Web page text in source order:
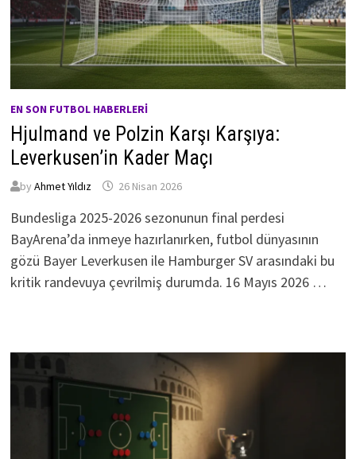
EN SON FUTBOL HABERLERI
Hjulmand ve Polzin Karşı Karşıya:
Leverkusen’in Kader Maçı
by Ahmet Yıldız 26 Nisan 2026
Bundesliga 2025-2026 sezonunun final perdesi
BayArena’da inmeye hazırlanırken, futbol dünyasının
gözü Bayer Leverkusen ile Hamburger SV arasındaki bu
kritik randevuya çevrilmiş durumda. 16 Mayıs 2026 …